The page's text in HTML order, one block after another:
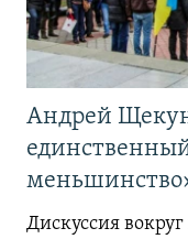
Андрей
Дискуссия